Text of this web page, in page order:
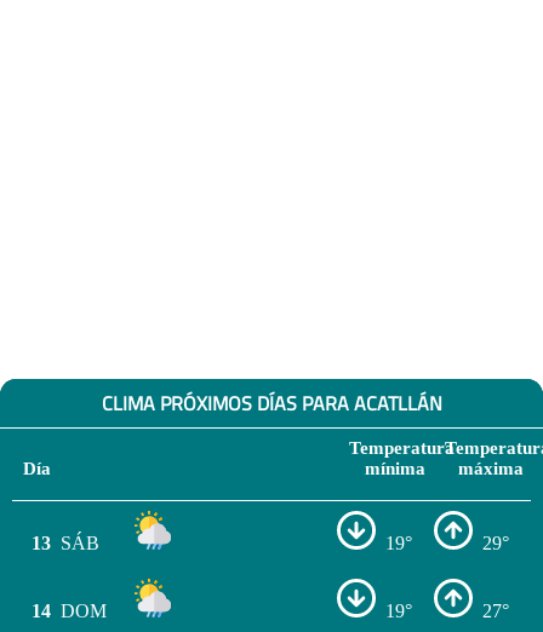
CLIMA PRÓXIMOS DÍAS PARA ACATLLÁN
Día
Temperatura
mínima
máxima
13 SÁB 19° 29°
14 DOM 19° 27°